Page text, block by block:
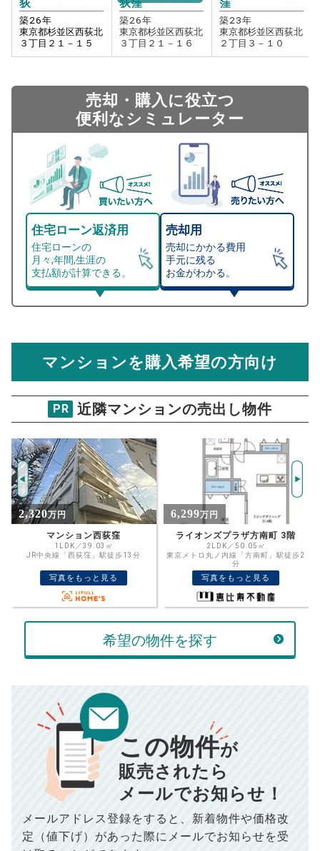
築26年
東京都杉並区西荻北
３丁目２１－１５
築26年
東京都杉並区西荻北
３丁目２１－１６
築23年
東京都杉並区西荻北
２丁目３－１０
売却・購入に役立つ
便利なシミュレーター
住宅ローン返済用
住宅ローンの
月々,年間,生涯の
支払額が計算できる。
売却用
売却にかかる費用
手元に残る
お金がわかる。
総支払額シミュレーション
計算できます。
物件価格
万円
ご希望の
返済期間
年
住宅ローン
金利
%
ボーナス
返済金額
万円
万円
返済シミュレーション計算結果
毎月の支払額 834
年間の支払額 10,005 円
総支払額 100,050 円
マンション売却シミュレーター
から売却にかかる諸経費が自動で算出され、手元に残る
金額がわかります。
ベルフォート西荻
試算条件 47㎡・6階
推定売却価格：6312 万円
資金計画のために査定額や希望売却価
格を入力して活用するのもおすすめ◎
売却価格
万円
計算する
00万円
■仲介手数料／ 00万円
■売買契約書印紙／ 0
■抵当権抹消費用／0万円
※購入価格よりも売却価格が高い場合、譲渡所得税が発生する
場合がございます。詳しくは最寄りの税務署などにご確認く
※シミュレーター結果はあくまでも概算であり、手残り金額を
保証するものではございません。
※上記売却費用には、住所変更登記の費用、引っ越し費用、住
マンションを購入希望の方向け
PR 近隣マンションの売出し物件
6,299万円
ライオンズプラザ方南町 3階
2LDK／50.05㎡
東京メトロ丸ノ内線「方南町」駅徒歩2
写真をもっと見る
5,990万円
藤和杉並富士見ヶ丘ホームズ 3階
2LDK／62.83㎡
京王井の頭線「富士見ヶ丘」駅徒歩7分
写真をもっと見る
希望の物件を探す
この物件が
販売されたら
メールでお知らせ！
メールアドレス登録をすると、 新着物件や価格改
定（値下げ）があった際に メールでお知らせを受